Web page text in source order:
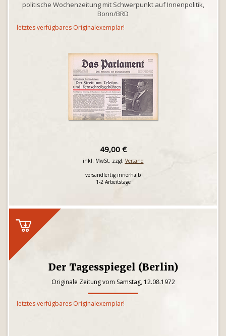
politische Wochenzeitung mit Schwerpunkt auf Innenpolitik,
Bonn/BRD
letztes verfügbares Originalexemplar!
49,00 €
inkl. MwSt. zzgl. Versand
versandfertig innerhalb
1-2 Arbeitstage
Der Tagesspiegel (Berlin)
Originale Zeitung vom Samstag, 12.08.1972
letztes verfügbares Originalexemplar!